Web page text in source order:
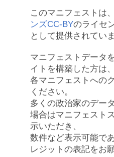
このマニフェストは、
ンズCC-BYのライセ
として提供されていま
マニフェストデータ
イトを構築した方は、
各マニフェストへの
ください。
多くの政治家のデー
場合はマニフェスト
示いただき、
数件など表示可能で
レジットの表記をお